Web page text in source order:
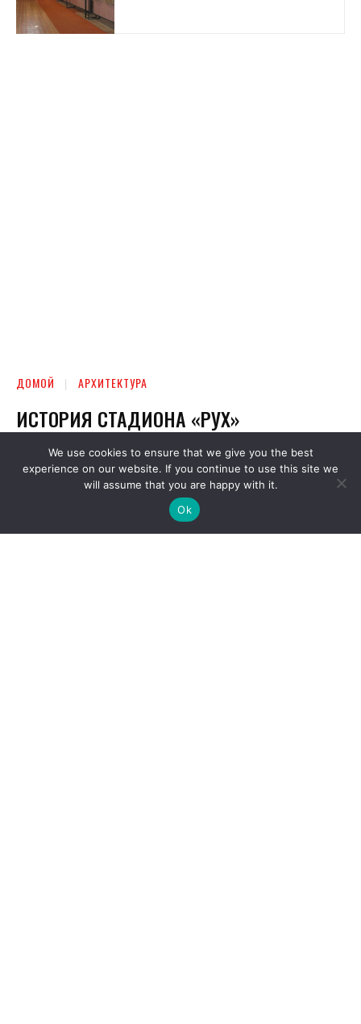
We use cookies to ensure that we give you the best
experience on our website. If you continue to use this site we
will assume that you are happy with it.
Ok